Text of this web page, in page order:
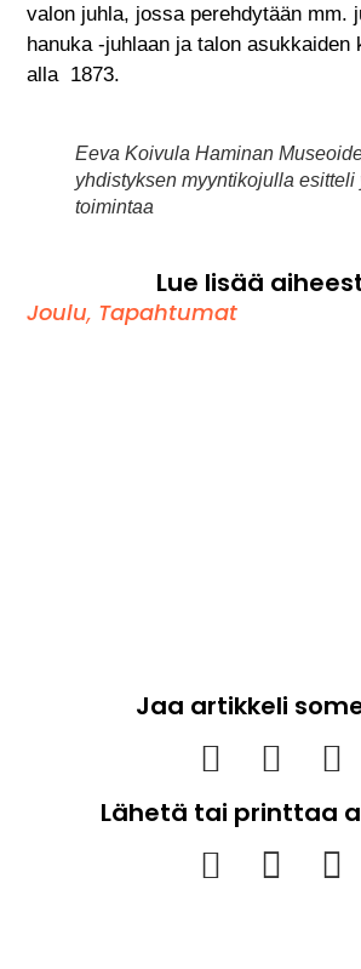
valon juhla, jossa perehdytään mm.
hanuka -juhlaan ja talon asukkaiden
alla 1873.
Eeva Koivula Haminan
yhdistyksen myyntikojulla esitteli
toimintaa
Lue lisää
Joulu, Tapahtumat
Jaa artikkeli
Lähetä tai printtaa